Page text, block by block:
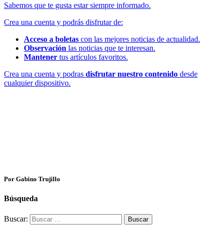
Sabemos que te gusta estar siempre informado.
Crea una cuenta y podrás disfrutar de:
Acceso a boletas con las mejores noticias de actualidad.
Observación las noticias que te interesan.
Mantener tus artículos favoritos.
Crea una cuenta y podras disfrutar nuestro contenido desde
cualquier dispositivo.
Por Gabino Trujillo
Búsqueda
Buscar: